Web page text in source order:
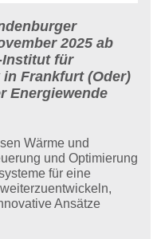
2025 ab
Institut für
Frankfurt (Oder)
Energiewende
Wärme und
und Optimierung
für eine
Ansätze